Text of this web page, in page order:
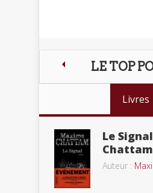
LE TOP
Livres
Le
Chattam
Auteur :